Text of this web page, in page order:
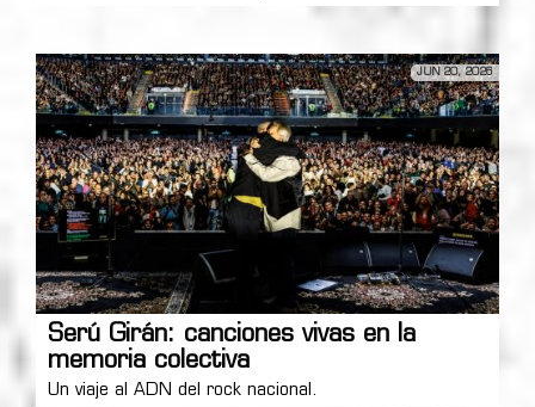
JUN 20, 2026
Serú Girán: canciones vivas en la
memoria colectiva
Un viaje al ADN del rock nacional.